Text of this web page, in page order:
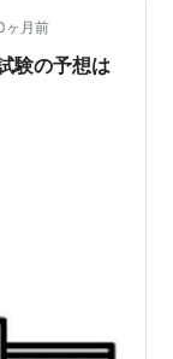
ヶ月前
験の予想は